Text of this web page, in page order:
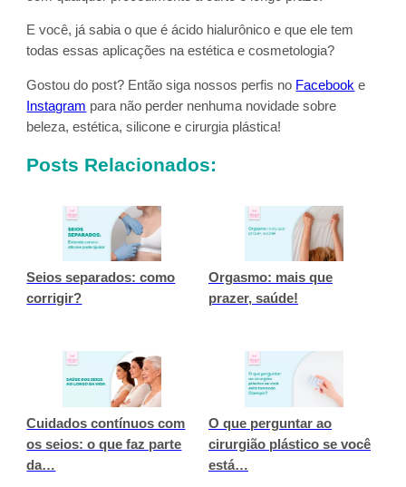
E você, já sabia o que é ácido hialurônico e que ele tem
todas essas aplicações na estética e cosmetologia?
Gostou do post? Então siga nossos perfis no Facebook e
Instagram para não perder nenhuma novidade sobre
beleza, estética, silicone e cirurgia plástica!
Posts Relacionados:
Seios separados: como
corrigir?
Orgasmo: mais que
prazer, saúde!
Cuidados contínuos com
os seios: o que faz parte
da…
O que perguntar ao
cirurgião plástico se você
está…